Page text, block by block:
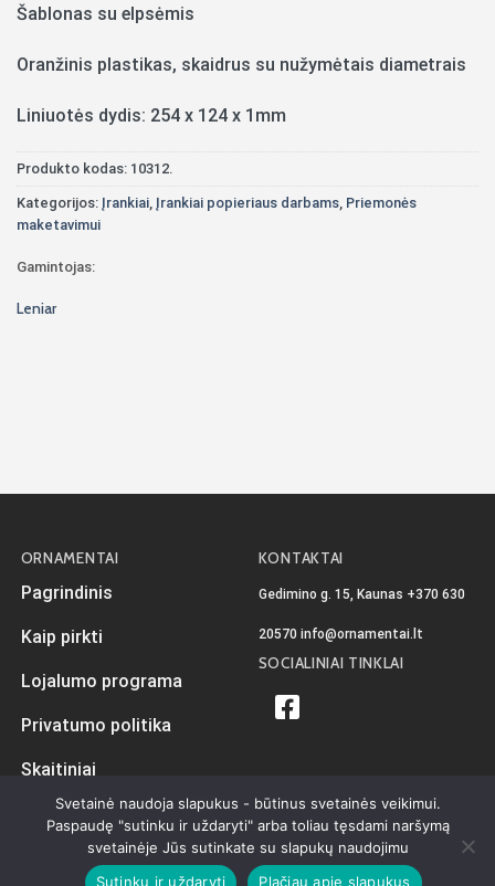
Šablonas su elpsėmis
Oranžinis plastikas, skaidrus su nužymėtais diametrais
Liniuotės dydis: 254 x 124 x 1mm
Produkto kodas: 10312.
Kategorijos: Įrankiai, Įrankiai popieriaus darbams, Priemonės
maketavimui
Gamintojas:
Leniar
ORNAMENTAI
Pagrindinis
Kaip pirkti
Lojalumo programa
Privatumo politika
Skaitiniai
KONTAKTAI
Gedimino g. 15, Kaunas +370 630
20570 info@ornamentai.lt
SOCIALINIAI TINKLAI
iKiwi.ltVisos teisės priklauso Ornamentai.lt © 2026
Svetainė naudoja slapukus - būtinus svetainės veikimui.
Paspaudę "sutinku ir uždaryti" arba toliau tęsdami naršymą
svetainėje Jūs sutinkate su slapukų naudojimu
Sutinku ir uždaryti
Plačiau apie slapukus